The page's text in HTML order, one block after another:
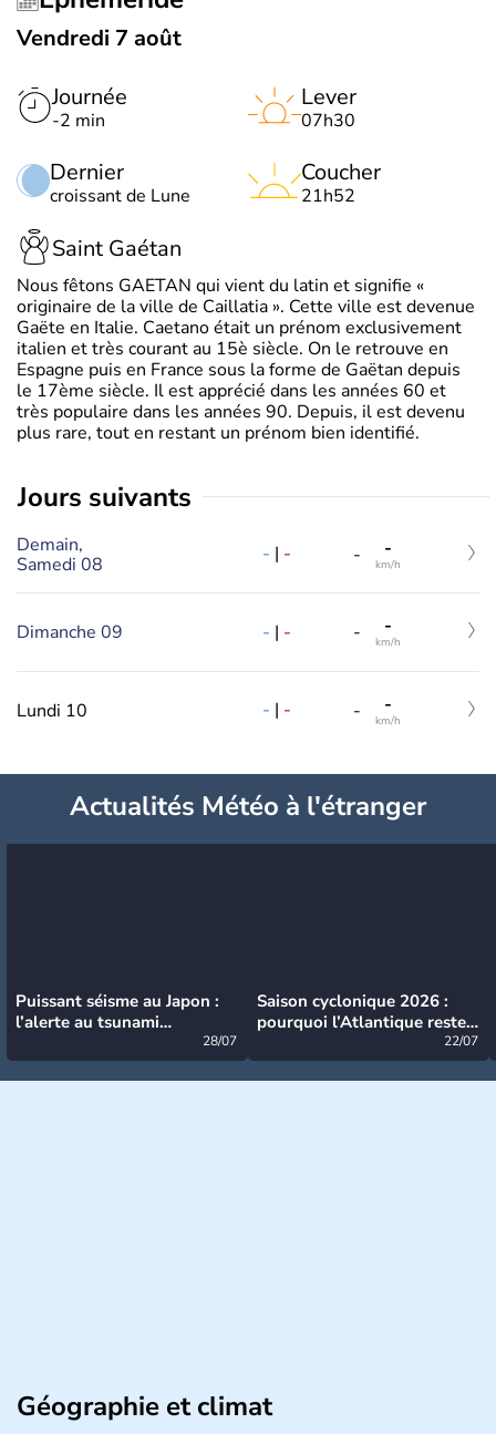
Vendredi 7 août
Journée
-2 min
Dernier
croissant de Lune
Lever
07h30
Coucher
21h52
Saint Gaétan
Nous fêtons GAETAN qui vient du latin et signifie «
originaire de la ville de Caillatia ». Cette ville est devenue
Gaëte en Italie. Caetano était un prénom exclusivement
italien et très courant au 15è siècle. On le retrouve en
Espagne puis en France sous la forme de Gaëtan depuis
le 17ème siècle. Il est apprécié dans les années 60 et
très populaire dans les années 90. Depuis, il est devenu
plus rare, tout en restant un prénom bien identifié.
jours suivants
Demain,
Samedi 08
- | - - -
km/h
Dimanche 09 - | - - -
km/h
Lundi 10 - | - - -
km/h
Actualités Météo à l'étranger
Puissant séisme au Japon :
l’alerte au tsunami
28/07
Saison cyclonique 2026 :
pourquoi l’Atlantique reste
22/07
Géographie et climat